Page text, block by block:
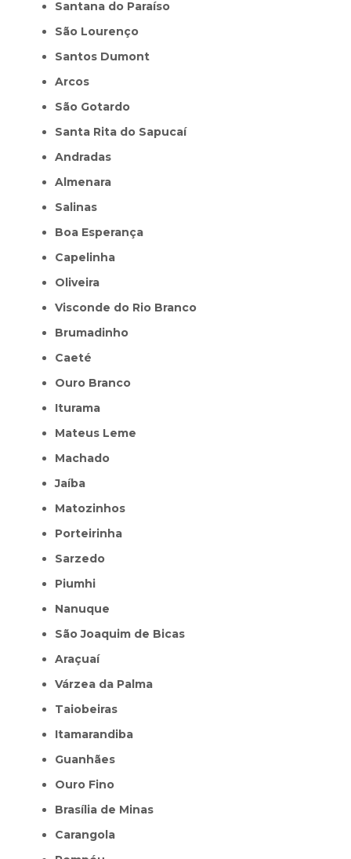
Santana do Paraíso
São Lourenço
Santos Dumont
Arcos
São Gotardo
Santa Rita do Sapucaí
Andradas
Almenara
Salinas
Boa Esperança
Capelinha
Oliveira
Visconde do Rio Branco
Brumadinho
Caeté
Ouro Branco
Iturama
Mateus Leme
Machado
Jaíba
Matozinhos
Porteirinha
Sarzedo
Piumhi
Nanuque
São Joaquim de Bicas
Araçuaí
Várzea da Palma
Taiobeiras
Itamarandiba
Guanhães
Ouro Fino
Brasília de Minas
Carangola